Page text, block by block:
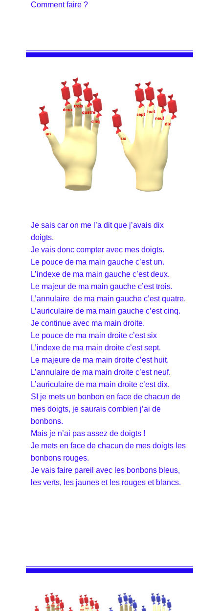
Comment faire ?
Je sais car on me l’a dit que j’avais dix
doigts.
Je vais donc compter avec mes doigts.
Le pouce de ma main gauche c’est un.
L’indexe de ma main gauche c’est deux.
Le majeur de ma main gauche c’est trois.
L’annulaire de ma main gauche c’est quatre.
L’auriculaire de ma main gauche c’est cinq.
Je continue avec ma main droite.
Le pouce de ma main droite c’est six
L’indexe de ma main droite c’est sept.
Le majeure de ma main droite c’est huit.
L’annulaire de ma main droite c’est neuf.
L’auriculaire de ma main droite c’est dix.
SI je mets un bonbon en face de chacun de
mes doigts, je saurais combien j’ai de
bonbons.
Mais je n’ai pas assez de doigts !
Je mets en face de chacun de mes doigts les
bonbons rouges.
Je vais faire pareil avec les bonbons bleus,
les verts, les jaunes et les rouges et blancs.